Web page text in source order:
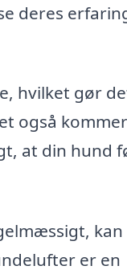
deres
hvilket gør
også
at din hund
kan
er en